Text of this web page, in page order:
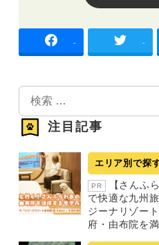
- -
検
索
注目記事
エリア別で探
PR
【さんふ
で快適な九州
ジーナリゾー
府・由布院を